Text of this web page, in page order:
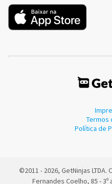
Termos
Política de
©2011 - 2026, GetNinjas LTDA.
Fernandes Coelho, 85 - 3º